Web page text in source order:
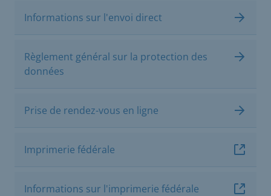
Informations sur l'envoi direct
Règlement général sur la protection des
données
Prise de rendez-vous en ligne
Imprimerie fédérale
Informations sur l'imprimerie fédérale